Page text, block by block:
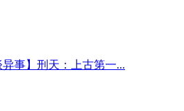
异事】刑天：上古第一...